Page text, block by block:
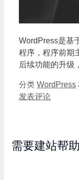
WordPress是基
程序，程序前期
后续功能的升级
分类 WordPress
发表评论
需要建站帮